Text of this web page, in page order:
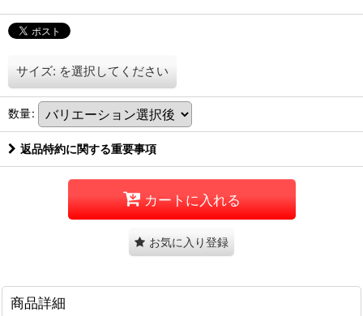
サイズ: を選択してください
数量:
返品特約に関する重要事項
カートに入れる
お気に入り登録
商品詳細